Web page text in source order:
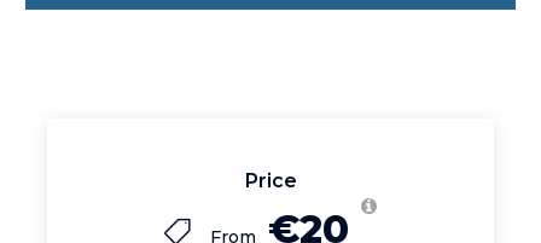
Price
From €20
og forklarer spilleregler.
hotellet ditt i Bratislava.